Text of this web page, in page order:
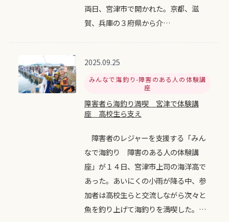
両日、宮津市で開かれた。京都、滋
賀、兵庫の３府県から介…
2025.09.25
みんなで海釣り-障害のある人の体験講
座
障害者ら海釣り満喫 宮津で体験講
座 高校生ら支え
障害者のレジャーを支援する「みん
なで海釣り 障害のある人の体験講
座」が１４日、宮津市上司の海洋高で
あった。あいにくの小雨が降る中、参
加者は高校生らと交流しながら次々と
魚を釣り上げて海釣りを満喫した。…